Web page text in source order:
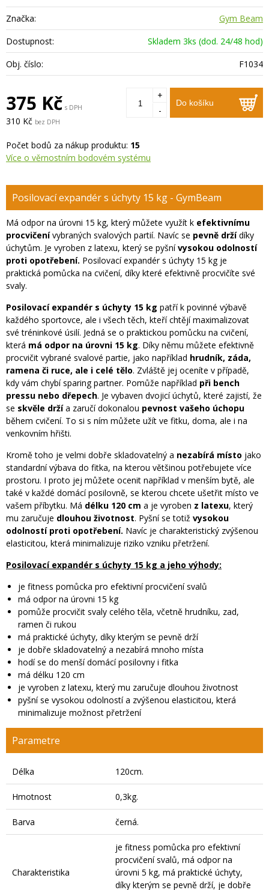
Značka:
Gym Beam
Dostupnost:
Skladem 3ks (dod. 24/48 hod)
Obj. číslo:
F1034
375 Kč s DPH
310 Kč bez DPH
Do košíku
+
-
Počet bodů za nákup produktu: 15
Více o věrnostním bodovém systému
Posilovací expandér s úchyty 15 kg - GymBeam
Má odpor na úrovni 15 kg, který můžete využít k efektivnímu
procvičenívybraných svalových partií. Navíc se pevně držídíky
úchytům. Je vyroben z latexu, který se pyšnívysokou odolností
proti opotřebení. Posilovací expandér s úchyty 15 kg je
praktická pomůcka na cvičení, díky které efektivně procvičíte své
svaly.
Posilovací expandér s úchyty 15 kg patří k povinné výbavě
každého sportovce, ale i všech těch, kteří chtějí maximalizovat
své tréninkové úsilí. Jedná se o praktickou pomůcku na cvičení,
která má odpor na úrovni 15 kg. Díky němu můžete efektivně
procvičit vybrané svalové partie, jako například hrudník, záda,
ramena či ruce, ale i celé tělo. Zvláště jej oceníte v případě,
kdy vám chybí sparing partner. Pomůže například při bench
pressu nebo dřepech. Je vybaven dvojicí úchytů, které zajistí, že
se skvěle držía zaručí dokonalou pevnost vašeho úchopu
během cvičení. To si s ním můžete užít ve fitku, doma, ale i na
venkovním hřišti.
Kromě toho je velmi dobře skladovatelný a nezabírá místo jako
standardní výbava do fitka, na kterou většinou potřebujete více
prostoru. I proto jej můžete ocenit například v menším bytě, ale
také v každé domácí posilovně, se kterou chcete ušetřit místo ve
vašem příbytku. Má délku 120 cm a je vyroben z latexu, který
mu zaručuje dlouhou životnost. Pyšní se totiž vysokou
odolností proti opotřebení. Navíc je charakteristický zvýšenou
elasticitou, která minimalizuje riziko vzniku přetržení.
Posilovací expandér s úchyty 15 kg a jeho výhody:
je fitness pomůcka pro efektivní procvičení svalů
má odpor na úrovni 15 kg
pomůže procvičit svaly celého těla, včetně hrudníku, zad,
ramen či rukou
má praktické úchyty, díky kterým se pevně drží
je dobře skladovatelný a nezabírá mnoho místa
hodí se do menší domácí posilovny i fitka
má délku 120 cm
je vyroben z latexu, který mu zaručuje dlouhou životnost
pyšní se vysokou odolností a zvýšenou elasticitou, která
minimalizuje možnost přetržení
Parametre
Délka 120cm.
Hmotnost 0,3kg.
Barva černá.
Charakteristika
je fitness pomůcka pro efektivní
procvičení svalů, má odpor na
úrovni 5 kg, má praktické úchyty,
díky kterým se pevně drží, je dobře